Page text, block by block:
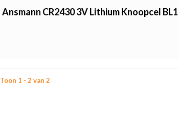
Ansmann CR2430 3V Lithium Knoopcel BL1
Toon 1 - 2 van 2